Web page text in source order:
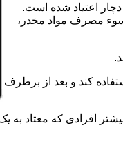
اعتیاد شده است.
سوء مصرف مواد مخدر،
کند و بعد از برطرف
که معتاد به